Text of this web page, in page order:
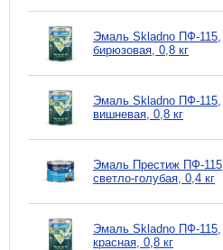
Эмаль Skladno ПФ-115,
бирюзовая, 0,8 кг
Эмаль Skladno ПФ-115,
вишневая, 0,8 кг
Эмаль Престиж ПФ-115,
светло-голубая, 0,4 кг
Эмаль Skladno ПФ-115,
красная, 0,8 кг